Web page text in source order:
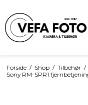
Forside / Shop / Tilbehør /
Sony RM-SPR1